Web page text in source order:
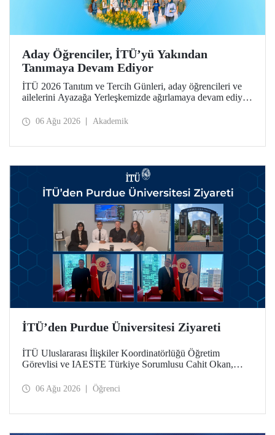
Aday Öğrenciler, İTÜ’yü Yakından
Tanımaya Devam Ediyor
İTÜ 2026 Tanıtım ve Tercih Günleri, aday öğrencileri ve
ailelerini Ayazağa Yerleşkemizde ağırlamaya devam ediyor.
ilgili fakülte ve birimler adaylara bilgi vermeye devam
06 Ağu 2026 Akademik
İTÜ’den Purdue Üniversitesi Ziyareti
İTÜ Uluslararası İlişkiler Koordinatörlüğü Öğretim
Görevlisi ve IAESTE Türkiye Sorumlusu Cahit Okan,
Temmuz tarihlerinde ABD’de dünyanın önde gelen
06 Ağu 2026 Öğrenci